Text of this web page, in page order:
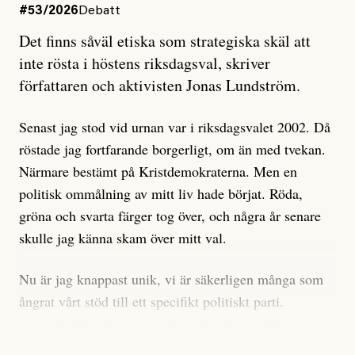
Artikeln undersöker inte, som ETC påstår, ”vad som
är sant, vad som är rykten”, utan den bidrar bara till
ännu mer ryktesspridning. Det finns inte ett enda bevis
misstänkta personen är en infiltratör. Det som läsaren
får veta är att personen har ändrat sina politiska åsikter
under åren, att den har raderat tidigare innehåll på sina
sociala medier, att artikelns författare inte förstår sig
på personens ekonomi och att det tydligen finns
anonyma röster inom rörelsen som säger saker som
anses vara anledningar att titta närmare på personen,
men ingenting av detta är tillräckligt för att hänga ut
#53/2026 Debatt
Det finns såväl etiska som strategiska skäl att
inte rösta i höstens riksdagsval, skriver
författaren och aktivisten Jonas Lundström.
Senast jag stod vid urnan var i riksdagsvalet 2002. Då
röstade jag fortfarande borgerligt, om än med tvekan.
Närmare bestämt på Kristdemokraterna. Men en
politisk ommålning av mitt liv hade börjat. Röda,
gröna och svarta färger tog över, och några år senare
skulle jag känna skam över mitt val.
Nu är jag knappast unik, vi är säkerligen många som
ångrat vårt stöd till ett specifikt politiskt parti.